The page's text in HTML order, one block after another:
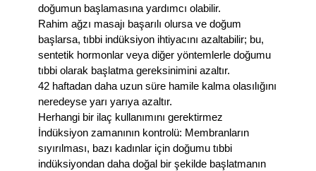
doğumun başlamasına yardımcı olabilir.
Rahim ağzı masajı başarılı olursa ve doğum
başlarsa, tıbbi indüksiyon ihtiyacını azaltabilir; bu,
sentetik hormonlar veya diğer yöntemlerle doğumu
tıbbi olarak başlatma gereksinimini azaltır.
42 haftadan daha uzun süre hamile kalma olasılığını
neredeyse yarı yarıya azaltır.
Herhangi bir ilaç kullanımını gerektirmez
İndüksiyon zamanının kontrolü: Membranların
sıyırılması, bazı kadınlar için doğumu tıbbi
indüksiyondan daha doğal bir şekilde başlatmanın